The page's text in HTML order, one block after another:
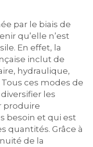
par le biais de
qu’elle n’est
En effet, la
inclut de
hydraulique,
ces modes de
les
produire
besoin et qui est
quantités. Grâce à
de la